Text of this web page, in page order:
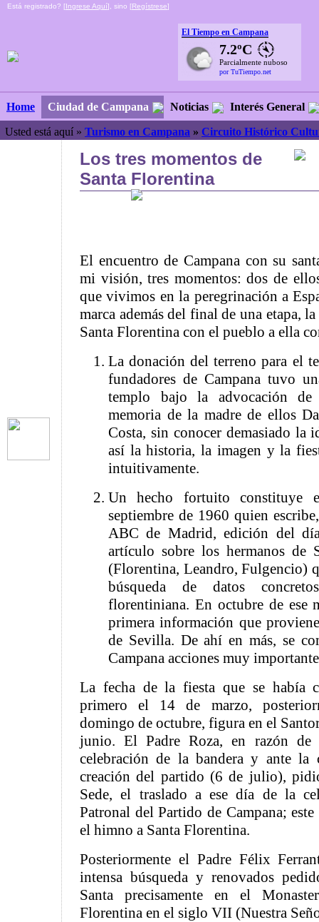
Está registrado? [Ingrese Aquí], sino [Regístrese]
El Tiempo en Campana
7.2ºC
Parcialmente nuboso
por TuTiempo.net
Home Ciudad de Campana Noticias Interés General
Usted está aquí » Turismo en Campana » Circuito Histórico
Los tres momentos de
Santa Florentina
El encuentro de Campana con su
mi visión, tres momentos: dos de
que vivimos en la peregrinación a
marca además del final de una etapa,
Santa Florentina con el pueblo a ella
La donación del terreno para el
fundadores de Campana tuvo
templo bajo la advocación de
memoria de la madre de ellos
Costa, sin conocer demasiado la
así la historia, la imagen y la
intuitivamente.
Un hecho fortuito constituye
septiembre de 1960 quien
ABC de Madrid, edición del
artículo sobre los hermanos de
(Florentina, Leandro, Fulgencio)
búsqueda de datos
florentiniana. En octubre de ese
primera información que
de Sevilla. De ahí en más, se
Campana acciones muy
La fecha de la fiesta que se había
primero el 14 de marzo,
domingo de octubre, figura en el
junio. El Padre Roza, en razón de
celebración de la bandera y ante la
creación del partido (6 de julio),
Sede, el traslado a ese día de la
Patronal del Partido de Campana;
el himno a Santa Florentina.
Posteriormente el Padre Félix
intensa búsqueda y renovados
Santa precisamente en el
Florentina en el siglo VII (Nuestra